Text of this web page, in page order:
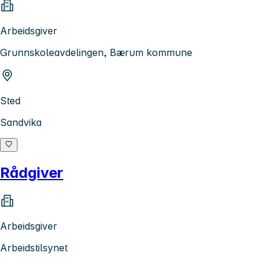
Arbeidsgiver
Grunnskoleavdelingen, Bærum kommune
Sted
Sandvika
Rådgiver
Arbeidsgiver
Arbeidstilsynet